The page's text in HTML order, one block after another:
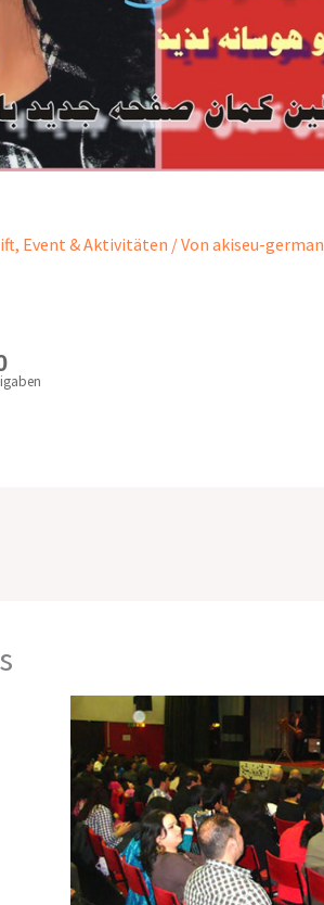
, Event & Aktivitäten / Von akiseu-german